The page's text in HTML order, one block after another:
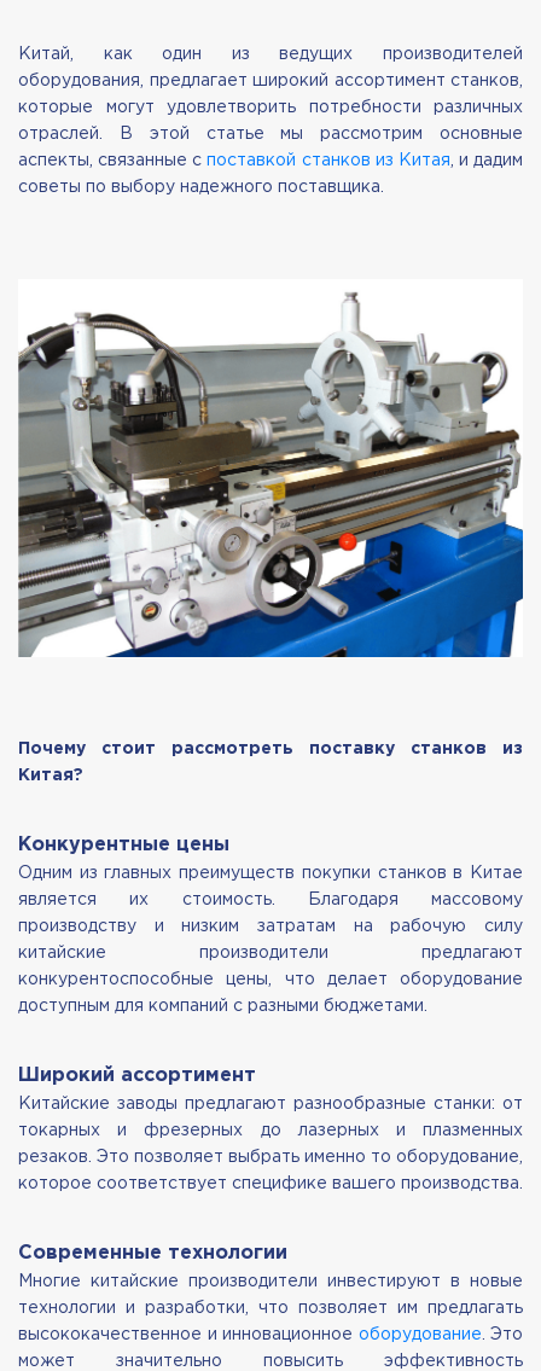
Китай, как один из ведущих производителей
оборудования, предлагает широкий ассортимент станков,
которые могут удовлетворить потребности различных
отраслей. В этой статье мы рассмотрим основные
аспекты, связанные споставкой станков из Китая , и дадим
советы по выбору надежного поставщика.
Почему стоит рассмотреть поставку станков из
Китая?
Конкурентные цены
Одним из главных преимуществ покупки станков в Китае
является их стоимость. Благодаря массовому
производству и низким затратам на рабочую силу
китайские производители предлагают
конкурентоспособные цены, что делает оборудование
доступным для компаний с разными бюджетами.
Широкий ассортимент
Китайские заводы предлагают разнообразные станки: от
токарных и фрезерных до лазерных и плазменных
резаков. Это позволяет выбрать именно то оборудование,
которое соответствует специфике вашего производства.
Современные технологии
Многие китайские производители инвестируют в новые
технологии и разработки, что позволяет им предлагать
высококачественное и инновационное оборудование . Это
может значительно повысить эффективность